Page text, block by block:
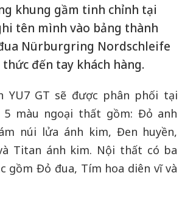
khung gầm tinh chỉnh tại
tên mình vào bảng thành
Nürburgring Nordschleife
đến tay khách hàng.
YU7 GT sẽ được phân phối tại
5 màu ngoại thất gồm: Đỏ anh
núi lửa ánh kim, Đen huyền,
Titan ánh kim. Nội thất có ba
gồm Đỏ đua, Tím hoa diên vĩ và